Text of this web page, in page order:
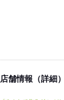
店舗情報（詳細）